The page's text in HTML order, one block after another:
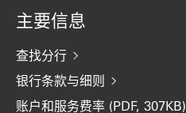
主要信息
查找分行
银行条款与细则
账户和服务费率 (PDF, 307KB)